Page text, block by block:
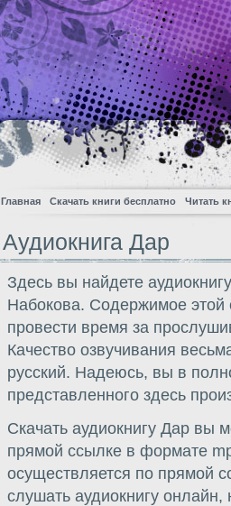
Главная Скачать книги бесплатно Читать
Аудиокнига Дар
Здесь вы найдете
Набокова. Содержимое этой
провести время за
Качество озвучивания
русский. Надеюсь, вы в
представленного здесь
Скачать аудиокнигу Дар вы
прямой ссылке в формате
осуществляется по прямой
слушать аудиокнигу онлайн,